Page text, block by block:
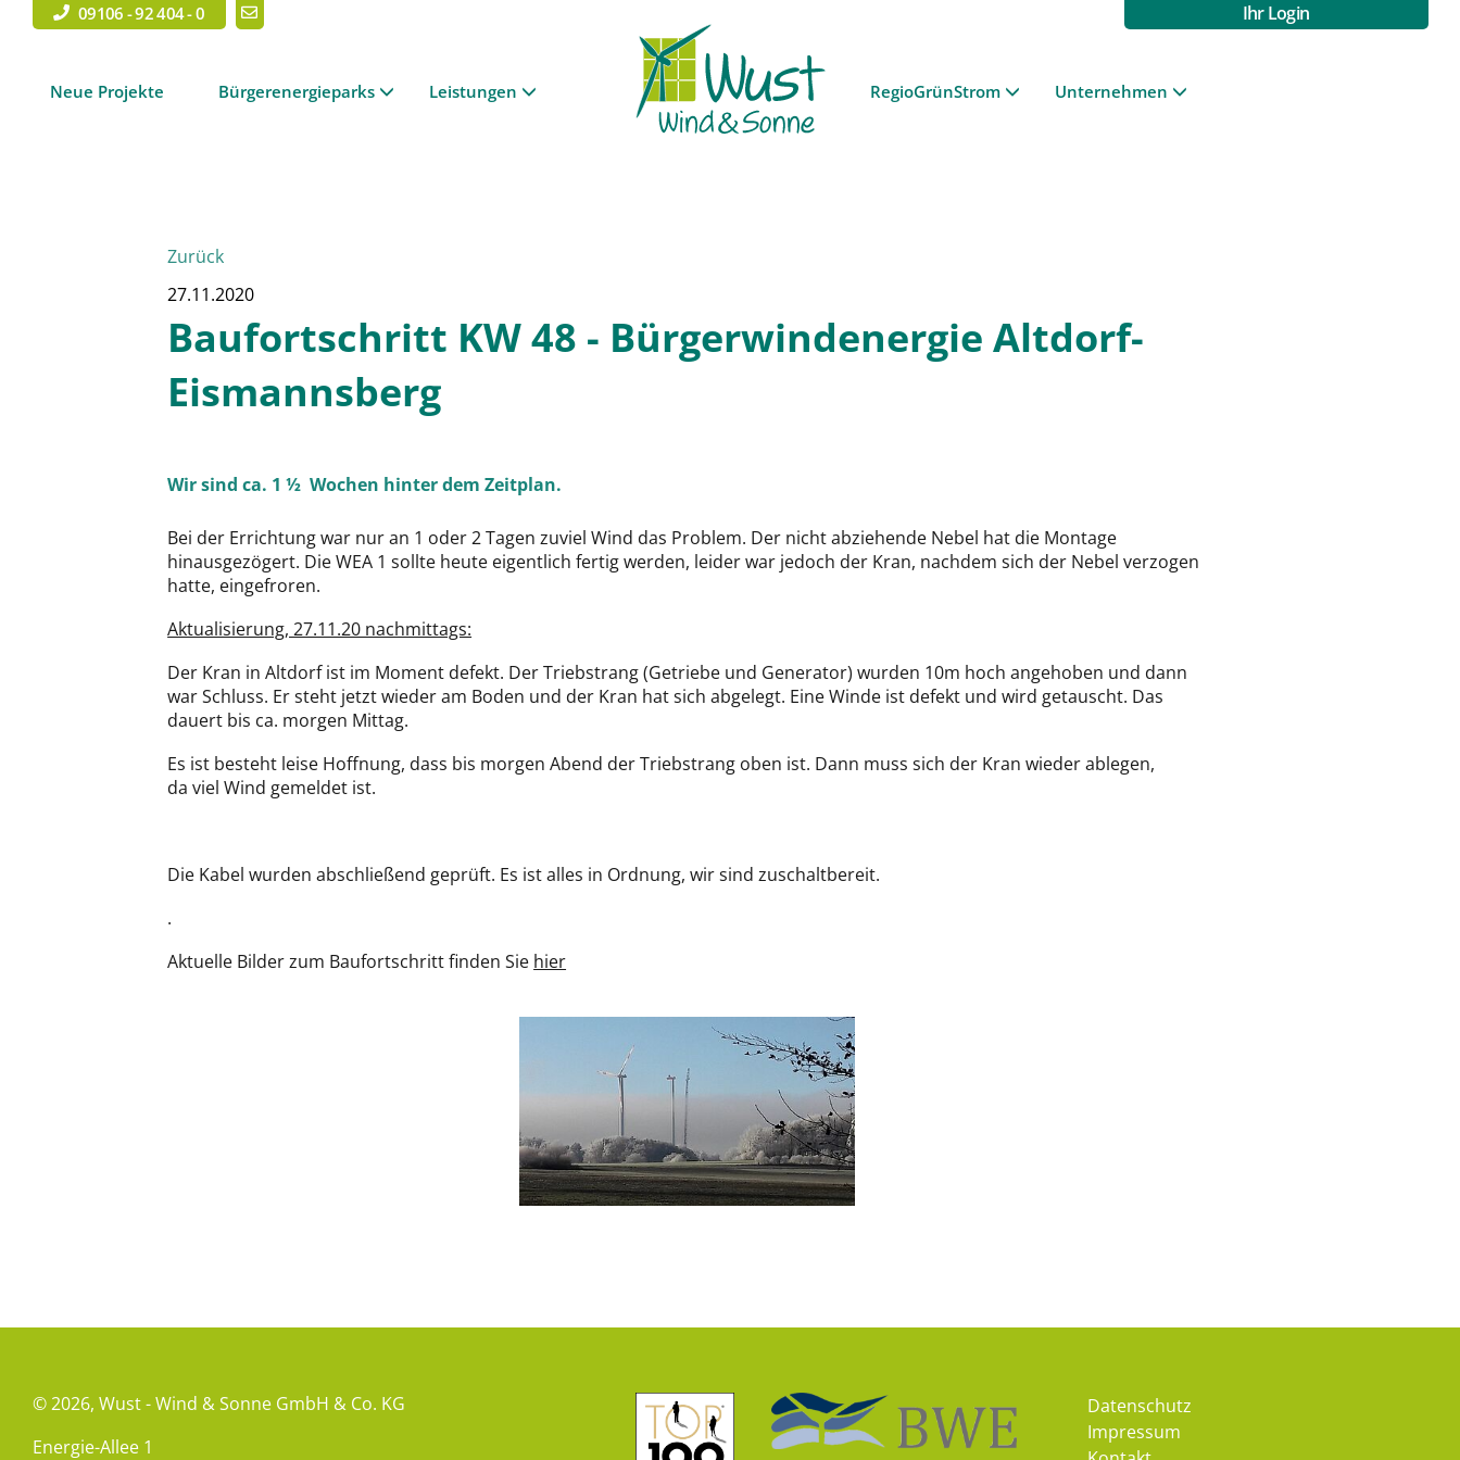
09106 - 92 404 - 0 Ihr Login
Neue Projekte Bürgerenergieparks Leistungen RegioGrünStrom Unternehmen
Zurück
27.11.2020
Baufortschritt KW 48 - Bürgerwindenergie Altdorf-
Eismannsberg
Wir sind ca. 1 ½ Wochen hinter dem Zeitplan.
Bei der Errichtung war nur an 1 oder 2 Tagen zuviel Wind das Problem. Der nicht abziehende Nebel hat die Montage
hinausgezögert. Die WEA 1 sollte heute eigentlich fertig werden, leider war jedoch der Kran, nachdem sich der Nebel verzogen
hatte, eingefroren.
Aktualisierung, 27.11.20 nachmittags:
Der Kran in Altdorf ist im Moment defekt. Der Triebstrang (Getriebe und Generator) wurden 10m hoch angehoben und dann
war Schluss. Er steht jetzt wieder am Boden und der Kran hat sich abgelegt. Eine Winde ist defekt und wird getauscht. Das
dauert bis ca. morgen Mittag.
Es ist besteht leise Hoffnung, dass bis morgen Abend der Triebstrang oben ist. Dann muss sich der Kran wieder ablegen,
da viel Wind gemeldet ist.
Die Kabel wurden abschließend geprüft. Es ist alles in Ordnung, wir sind zuschaltbereit.
.
Aktuelle Bilder zum Baufortschritt finden Sie hier
© 2026, Wust - Wind & Sonne GmbH & Co. KG
Energie-Allee 1
Datenschutz
Impressum